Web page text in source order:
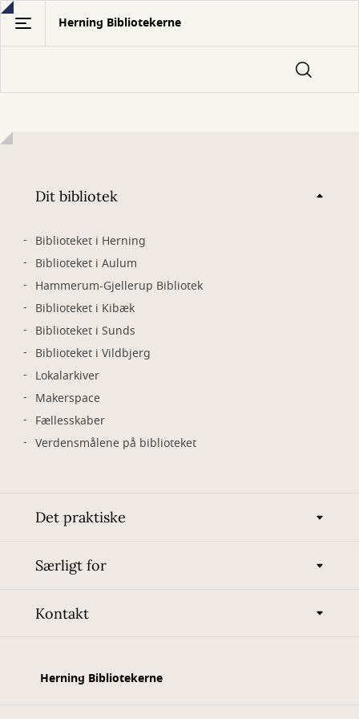
Gå
hovedindhold
Herning Bibliotekerne
Dit bibliotek
Biblioteket i Herning
Biblioteket i Aulum
Hammerum-Gjellerup Bibliotek
Biblioteket i Kibæk
Biblioteket i Sunds
Biblioteket i Vildbjerg
Lokalarkiver
Makerspace
Fællesskaber
Verdensmålene på biblioteket
Det praktiske
Særligt for
Kontakt
Herning Bibliotekerne